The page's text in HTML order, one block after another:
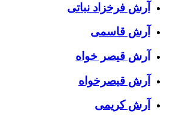
آرش فرخزاد نباتی
آرش قاسمی
آرش قیصر خواه
آرش قیصرخواه
آرش کریمی